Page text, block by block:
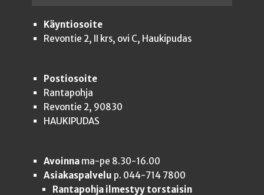
Käyntiosoite
Revontie 2, II krs, ovi C, Haukipudas
Postiosoite
Rantapohja
Revontie 2, 90830
HAUKIPUDAS
Avoinnama-pe 8.30-16.00
Asiakaspalvelu p. 044-714 7800
Rantapohja ilmestyy torstaisin